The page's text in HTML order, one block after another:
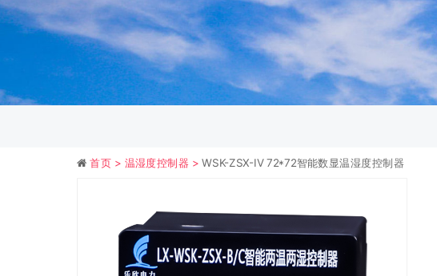
首页 > 温湿度控制器 >WSK-ZSX-IV 72*72智能数显温湿度控制器